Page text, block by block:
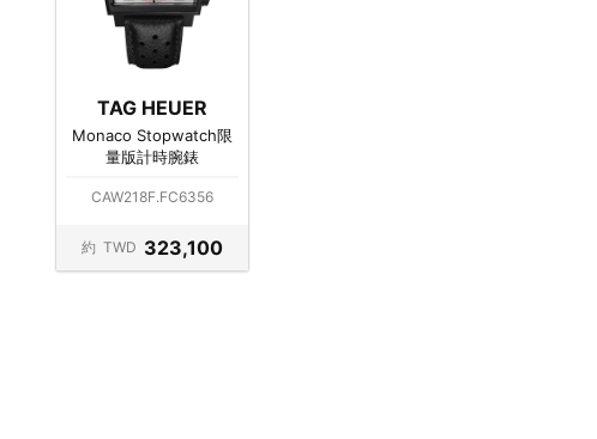
TAG HEUER
Monaco Stopwatch限
量版計時腕錶
CAW218F.FC6356
約 TWD 323,100